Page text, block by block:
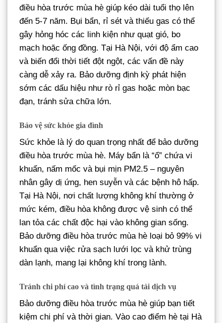
điều hòa trước mùa hè giúp kéo dài tuổi thọ lên
đến 5-7 năm. Bụi bẩn, rỉ sét và thiếu gas có thể
gây hỏng hóc các linh kiện như quạt gió, bo
mạch hoặc ống đồng. Tại Hà Nội, với độ ẩm cao
và biến đổi thời tiết đột ngột, các vấn đề này
càng dễ xảy ra. Bảo dưỡng định kỳ phát hiện
sớm các dấu hiệu như rò rỉ gas hoặc mòn bạc
đạn, tránh sửa chữa lớn.
Bảo vệ sức khỏe gia đình
Sức khỏe là lý do quan trọng nhất để bảo dưỡng
điều hòa trước mùa hè. Máy bẩn là “ổ” chứa vi
khuẩn, nấm mốc và bụi mịn PM2.5 – nguyên
nhân gây dị ứng, hen suyễn và các bệnh hô hấp.
Tại Hà Nội, nơi chất lượng không khí thường ở
mức kém, điều hòa không được vệ sinh có thể
lan tỏa các chất độc hại vào không gian sống.
Bảo dưỡng điều hòa trước mùa hè loại bỏ 99% vi
khuẩn qua việc rửa sạch lưới lọc và khử trùng
dàn lạnh, mang lại không khí trong lành.
Tránh chi phí cao và tình trạng quá tải dịch vụ
Bảo dưỡng điều hòa trước mùa hè giúp bạn tiết
kiệm chi phí và thời gian. Vào cao điểm hè tại Hà